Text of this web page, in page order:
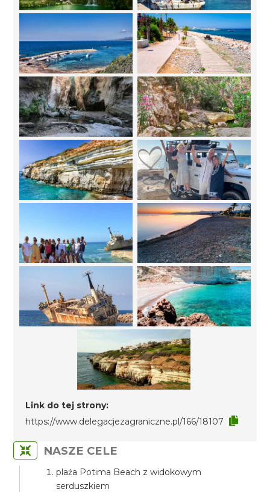
Link do tej strony:
https://www.delegacjezagraniczne.pl/166/18107
NASZE CELE
plaża Potima Beach z widokowym
serduszkiem